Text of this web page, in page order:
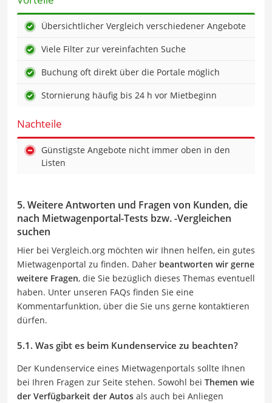
Übersichtlicher Vergleich verschiedener Angebote
Viele Filter zur vereinfachten Suche
Buchung oft direkt über die Portale möglich
Stornierung häufig bis 24 h vor Mietbeginn
Nachteile
Günstigste Angebote nicht immer oben in den
Listen
5. Weitere Antworten und Fragen von Kunden, die
nach Mietwagenportal-Tests bzw. -Vergleichen
suchen
Hier bei Vergleich.org möchten wir Ihnen helfen, ein gutes
Mietwagenportal zu finden. Daher beantworten wir gerne
weitere Fragen, die Sie bezüglich dieses Themas eventuell
haben. Unter unseren FAQs finden Sie eine
Kommentarfunktion, über die Sie uns gerne kontaktieren
dürfen.
5.1. Was gibt es beim Kundenservice zu beachten?
Der Kundenservice eines Mietwagenportals sollte Ihnen
bei Ihren Fragen zur Seite stehen. Sowohl bei Themen wie
der Verfügbarkeit der Autos als auch bei Anliegen